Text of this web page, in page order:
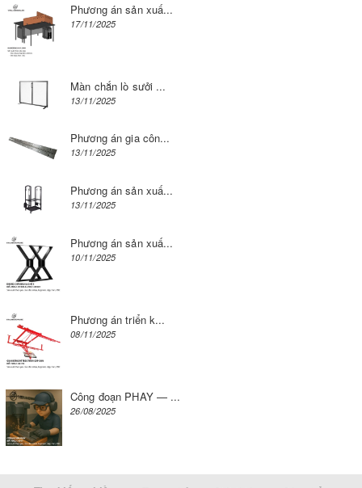
Phương án sản xuấ...
17/11/2025
Màn chắn lò sưởi ...
13/11/2025
Phương án gia côn...
13/11/2025
Phương án sản xuấ...
13/11/2025
Phương án sản xuấ...
10/11/2025
Phương án triển k...
08/11/2025
Công đoạn PHAY — ...
26/08/2025